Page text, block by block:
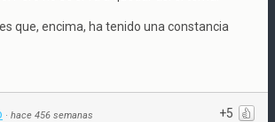
que, encima, ha tenido una constancia
+5
· hace 456 semanas